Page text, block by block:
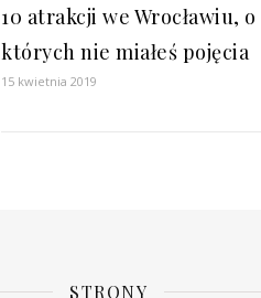
10 atrakcji we Wrocławiu, o
których nie miałeś pojęcia
15 kwietnia 2019
STRONY